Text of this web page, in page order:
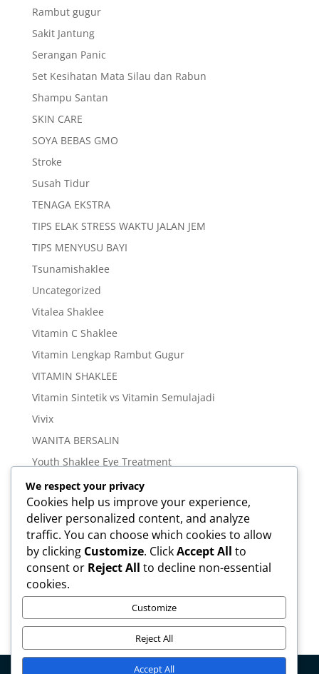
Rambut gugur
Sakit Jantung
Serangan Panic
Set Kesihatan Mata Silau dan Rabun
Shampu Santan
SKIN CARE
SOYA BEBAS GMO
Stroke
Susah Tidur
TENAGA EKSTRA
TIPS ELAK STRESS WAKTU JALAN JEM
TIPS MENYUSU BAYI
Tsunamishaklee
Uncategorized
Vitalea Shaklee
Vitamin C Shaklee
Vitamin Lengkap Rambut Gugur
VITAMIN SHAKLEE
Vitamin Sintetik vs Vitamin Semulajadi
Vivix
WANITA BERSALIN
Youth Shaklee Eye Treatment
YOUTH SKIN CARE SERIES
Meta
Log in
Entries feed
Comments feed
We respect your privacy
Cookies help us improve your experience,
deliver personalized content, and analyze
traffic. You can choose which cookies to allow
by clicking Customize. ClickAccept All to
consent or Reject All to decline non-essential
cookies.
Customize
Reject All
Accept All